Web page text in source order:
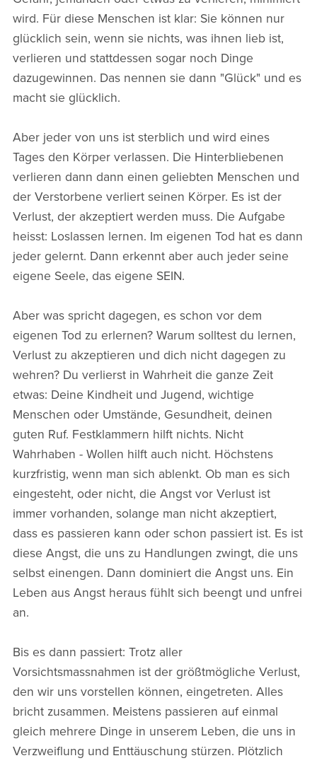
wird. Für diese Menschen ist klar: Sie können nur
glücklich sein, wenn sie nichts, was ihnen lieb ist,
verlieren und stattdessen sogar noch Dinge
dazugewinnen. Das nennen sie dann "Glück" und es
macht sie glücklich.
Aber jeder von uns ist sterblich und wird eines
Tages den Körper verlassen. Die Hinterbliebenen
verlieren dann dann einen geliebten Menschen und
der Verstorbene verliert seinen Körper. Es ist der
Verlust, der akzeptiert werden muss. Die Aufgabe
heisst: Loslassen lernen. Im eigenen Tod hat es dann
jeder gelernt. Dann erkennt aber auch jeder seine
eigene Seele, das eigene SEIN.
Aber was spricht dagegen, es schon vor dem
eigenen Tod zu erlernen? Warum solltest du lernen,
Verlust zu akzeptieren und dich nicht dagegen zu
wehren? Du verlierst in Wahrheit die ganze Zeit
etwas: Deine Kindheit und Jugend, wichtige
Menschen oder Umstände, Gesundheit, deinen
guten Ruf. Festklammern hilft nichts. Nicht
Wahrhaben - Wollen hilft auch nicht. Höchstens
kurzfristig, wenn man sich ablenkt. Ob man es sich
eingesteht, oder nicht, die Angst vor Verlust ist
immer vorhanden, solange man nicht akzeptiert,
dass es passieren kann oder schon passiert ist. Es ist
diese Angst, die uns zu Handlungen zwingt, die uns
selbst einengen. Dann dominiert die Angst uns. Ein
Leben aus Angst heraus fühlt sich beengt und unfrei
an.
Bis es dann passiert: Trotz aller
Vorsichtsmassnahmen ist der größtmögliche Verlust,
den wir uns vorstellen können, eingetreten. Alles
bricht zusammen. Meistens passieren auf einmal
gleich mehrere Dinge in unserem Leben, die uns in
Verzweiflung und Enttäuschung stürzen. Plötzlich